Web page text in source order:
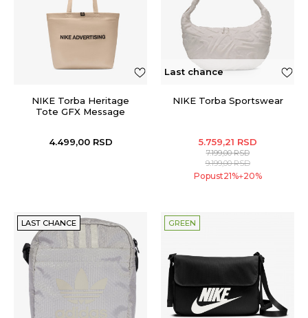
NIKE Torba Heritage
Tote GFX Message
4.499,00 RSD
Last chance
NIKE Torba Sportswear
5.759,21 RSD
7.199,00RSD
9.199,00RSD
Popust21%+20%
LAST CHANCE GREEN